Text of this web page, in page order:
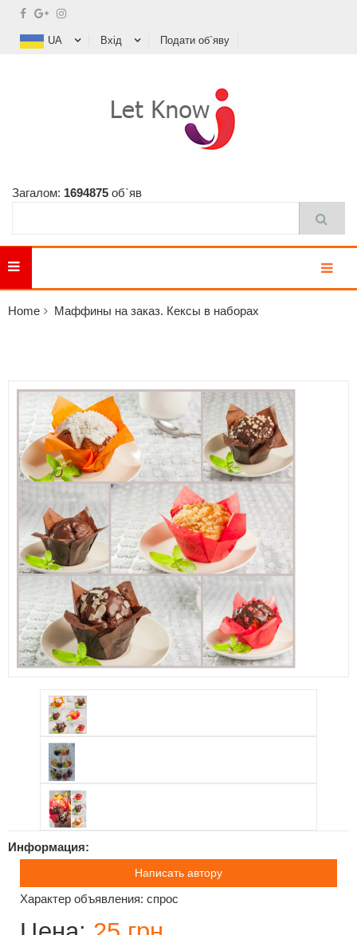
UA Вхід Подати об`яву
Загалом: 1694875 об`яв
Home Маффины на заказ. Кексы в наборах
Информация:
Написать автору
Характер объявления: спрос